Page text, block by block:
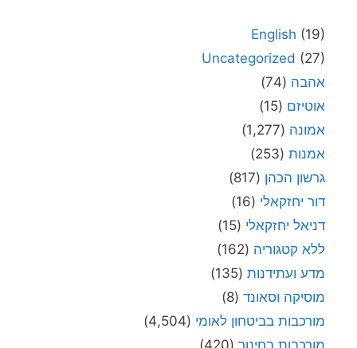
English (19)
Uncategorized (27)
אהבה (74)
אוטיזם (15)
אמונה (1,277)
אמנות (253)
גרשון הכהן (817)
דור יחזקאלי (16)
דניאל יחזקאלי (15)
ללא קטגוריה (162)
מדע ועתידנות (135)
מוסיקה וסאונד (8)
מורכבות בביטחון לאומי (4,504)
מורכבות בחינוך (420)